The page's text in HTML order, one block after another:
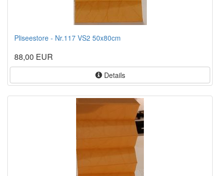
Pliseestore - Nr.117 VS2 50x80cm
88,00 EUR
Details